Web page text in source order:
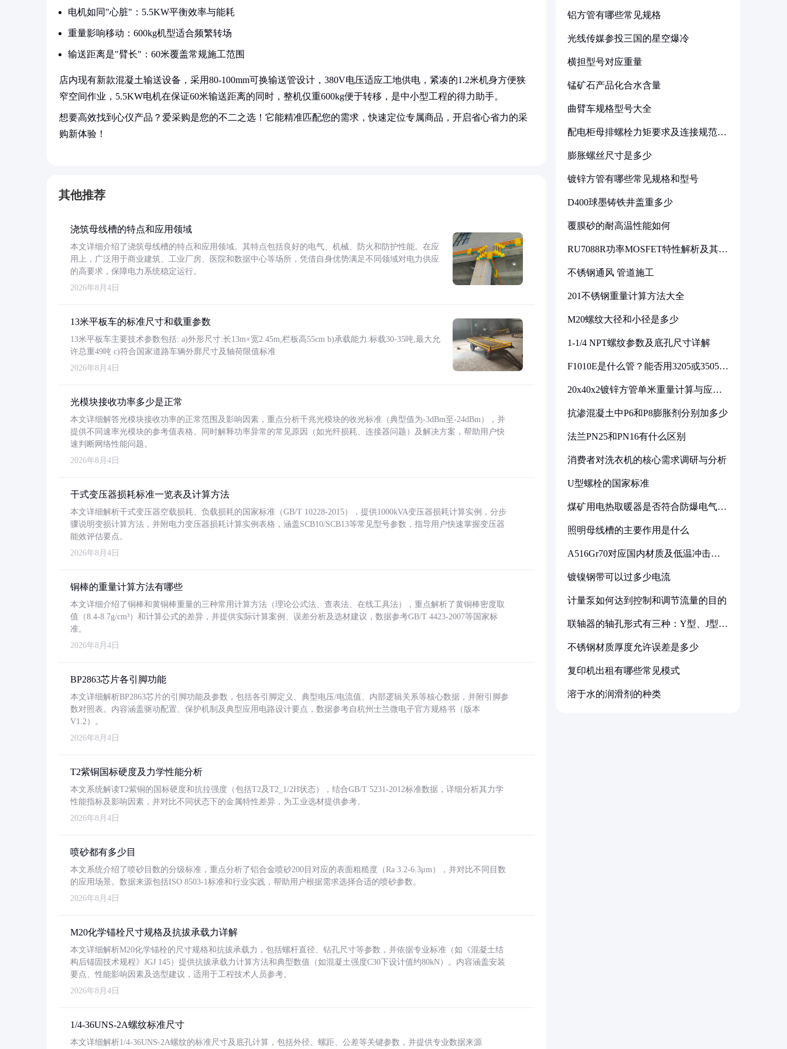
电机如同"心脏"：5.5KW平衡效率与能耗
重量影响移动：600kg机型适合频繁转场
输送距离是"臂长"：60米覆盖常规施工范围
店内现有新款混凝土输送设备，采用80-100mm可换输送管设计，380V电压适应工地供电，紧凑的1.2米机身方便狭
窄空间作业，5.5KW电机在保证60米输送距离的同时，整机仅重600kg便于转移，是中小型工程的得力助手。
想要高效找到心仪产品？爱采购是您的不二之选！它能精准匹配您的需求，快速定位专属商品，开启省心省力的采
购新体验！
其他推荐
浇筑母线槽的特点和应用领域
本文详细介绍了浇筑母线槽的特点和应用领域。其特点包括良好的电气、机械、防火和防护性能。在应
用上，广泛用于商业建筑、工业厂房、医院和数据中心等场所，凭借自身优势满足不同领域对电力供应
的高要求，保障电力系统稳定运行。
2026年8月4日
13米平板车的标准尺寸和载重参数
13米平板车主要技术参数包括: a)外形尺寸:长13m×宽2.45m,栏板高55cm b)承载能力:标载30-35吨,最大允
许总重49吨 c)符合国家道路车辆外廓尺寸及轴荷限值标准
2026年8月4日
光模块接收功率多少是正常
本文详细解答光模块接收功率的正常范围及影响因素，重点分析千兆光模块的收光标准（典型值为-3dBm至-24dBm），并
提供不同速率光模块的参考值表格。同时解释功率异常的常见原因（如光纤损耗、连接器问题）及解决方案，帮助用户快
速判断网络性能问题。
2026年8月4日
干式变压器损耗标准一览表及计算方法
本文详细解析干式变压器空载损耗、负载损耗的国家标准（GB/T 10228-2015），提供1000kVA变压器损耗计算实例，分步
骤说明变损计算方法，并附电力变压器损耗计算实例表格，涵盖SCB10/SCB13等常见型号参数，指导用户快速掌握变压器
能效评估要点。
2026年8月4日
铜棒的重量计算方法有哪些
本文详细介绍了铜棒和黄铜棒重量的三种常用计算方法（理论公式法、查表法、在线工具法），重点解析了黄铜棒密度取
值（8.4-8.7g/cm³）和计算公式的差异，并提供实际计算案例、误差分析及选材建议，数据参考GB/T 4423-2007等国家标
准。
2026年8月4日
BP2863芯片各引脚功能
本文详细解析BP2863芯片的引脚功能及参数，包括各引脚定义、典型电压/电流值、内部逻辑关系等核心数据，并附引脚参
数对照表。内容涵盖驱动配置、保护机制及典型应用电路设计要点，数据参考自杭州士兰微电子官方规格书（版本
V1.2）。
2026年8月4日
T2紫铜国标硬度及力学性能分析
本文系统解读T2紫铜的国标硬度和抗拉强度（包括T2及T2_1/2H状态），结合GB/T 5231-2012标准数据，详细分析其力学
性能指标及影响因素，并对比不同状态下的金属特性差异，为工业选材提供参考。
2026年8月4日
喷砂都有多少目
本文系统介绍了喷砂目数的分级标准，重点分析了铝合金喷砂200目对应的表面粗糙度（Ra 3.2-6.3μm），并对比不同目数
的应用场景。数据来源包括ISO 8503-1标准和行业实践，帮助用户根据需求选择合适的喷砂参数。
2026年8月4日
M20化学锚栓尺寸规格及抗拔承载力详解
本文详细解析M20化学锚栓的尺寸规格和抗拔承载力，包括螺杆直径、钻孔尺寸等参数，并依据专业标准（如《混凝土结
构后锚固技术规程》JGJ 145）提供抗拔承载力计算方法和典型数值（如混凝土强度C30下设计值约80kN）。内容涵盖安装
要点、性能影响因素及选型建议，适用于工程技术人员参考。
2026年8月4日
1/4-36UNS-2A螺纹标准尺寸
本文详细解析1/4-36UNS-2A螺纹的标准尺寸及底孔计算，包括外径、螺距、公差等关键参数，并提供专业数据来源
铝方管有哪些常见规格
光线传媒参投三国的星空爆冷
横担型号对应重量
锰矿石产品化合水含量
曲臂车规格型号大全
配电柜母排螺栓力矩要求及连接规范详
膨胀螺丝尺寸是多少
镀锌方管有哪些常见规格和型号
D400球墨铸铁井盖重多少
覆膜砂的耐高温性能如何
RU7088R功率MOSFET特性解析及其在
不锈钢通风 管道施工
201不锈钢重量计算方法大全
M20螺纹大径和小径是多少
1-1/4 NPT螺纹参数及底孔尺寸详解
F1010E是什么管？能否用3205或3505代
20x40x2镀锌方管单米重量计算与应用
抗渗混凝土中P6和P8膨胀剂分别加多少
法兰PN25和PN16有什么区别
消费者对洗衣机的核心需求调研与分析
U型螺栓的国家标准
煤矿用电热取暖器是否符合防爆电气设
照明母线槽的主要作用是什么
A516Gr70对应国内材质及低温冲击要
镀镍钢带可以过多少电流
计量泵如何达到控制和调节流量的目的
联轴器的轴孔形式有三种：Y型、J型、
不锈钢材质厚度允许误差是多少
复印机出租有哪些常见模式
溶于水的润滑剂的种类